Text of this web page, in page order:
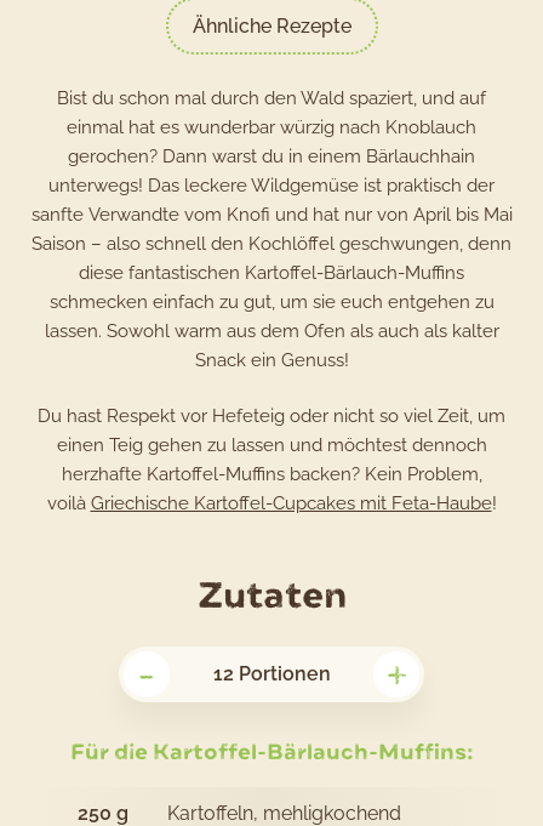
Ähnliche Rezepte
Bist du schon mal durch den Wald spaziert, und auf
einmal hat es wunderbar würzig nach Knoblauch
gerochen? Dann warst du in einem Bärlauchhain
unterwegs! Das leckere Wildgemüse ist praktisch der
sanfte Verwandte vom Knofi und hat nur von April bis Mai
Saison – also schnell den Kochlöffel geschwungen, denn
diese fantastischen Kartoffel-Bärlauch-Muffins
schmecken einfach zu gut, um sie euch entgehen zu
lassen. Sowohl warm aus dem Ofen als auch als kalter
Snack ein Genuss!
Du hast Respekt vor Hefeteig oder nicht so viel Zeit, um
einen Teig gehen zu lassen und möchtest dennoch
herzhafte Kartoffel-Muffins backen? Kein Problem,
voilà Griechische Kartoffel-Cupcakes mit Feta-Haube!
Zutatenfür
Rezept
Kartoffel-
Bärlauch-
Muffins
- 12 Portionen +
Für die Kartoffel-Bärlauch-Muffins:
250 g Kartoffeln, mehligkochend